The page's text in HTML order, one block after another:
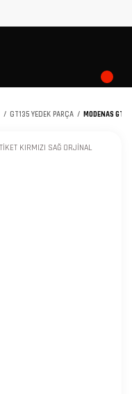
GT135 YEDEK PARÇA MODENAS